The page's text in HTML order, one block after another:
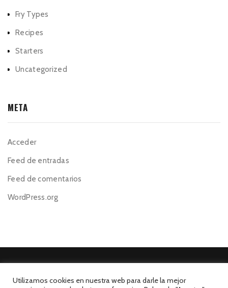
Fry Types
Recipes
Starters
Uncategorized
META
Acceder
Feed de entradas
Feed de comentarios
WordPress.org
Utilizamos cookies en nuestra web para darle la mejor